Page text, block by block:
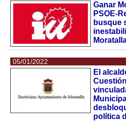
Ganar
PSOE-
busque
05/01/2022
El
política